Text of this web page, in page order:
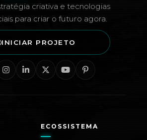
criativa e tecnologias
para criar o futuro agora.
INICIAR PROJETO
ECOSSISTEMA